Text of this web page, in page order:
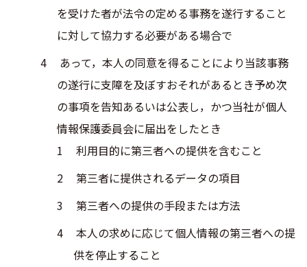
を受けた者が法令の定める事務を遂行すること
に対して協力する必要がある場合で
あって，本人の同意を得ることにより当該事務
の遂行に支障を及ぼすおそれがあるとき予め次
の事項を告知あるいは公表し，かつ当社が個人
情報保護委員会に届出をしたとき
利用目的に第三者への提供を含むこと
第三者に提供されるデータの項目
第三者への提供の手段または方法
本人の求めに応じて個人情報の第三者への提
供を停止すること